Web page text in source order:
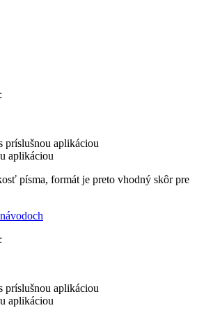
príslušnou aplikáciou
aplikáciou
písma, formát je preto vhodný skôr pre
príslušnou aplikáciou
aplikáciou